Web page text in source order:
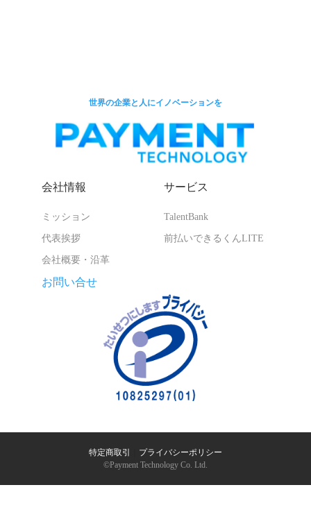
世界の企業と人にイノベーションを
会社情報
ミッション
代表挨拶
会社概要・沿革
サービス
TalentBank
前払いできるくんLITE
お問い合せ
特定商取引
プライバシーポリシー
©︎Payment Technology Co. Ltd.